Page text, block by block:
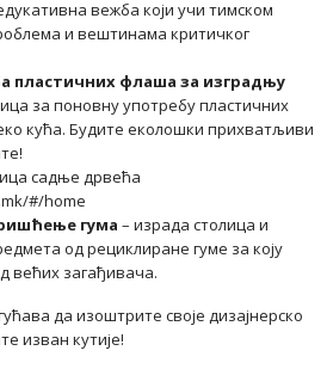
вежба који учи тимском
и вештинама критичког
пластичних флаша за изградњу
за поновну употребу пластичних
кућа. Будите еколошки прихватљиви
садње дрвећа
#/home
гума – израда столица и
од рециклиране гуме за коју
већих загађивача.
да изоштрите своје дизајнерско
изван кутије!